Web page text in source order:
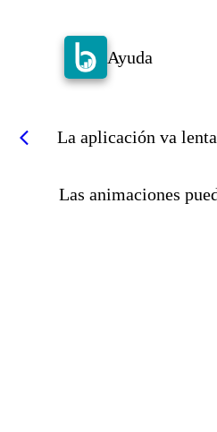
Ayuda
arrow_back_ios La aplicación va
Las animaciones